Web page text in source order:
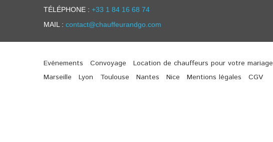
TÉLÉPHONE : +33 1 84 16 68 74
MAIL : contact@chauffeurandgo.com
Evénements Convoyage Location de chauffeurs pour votre mariage
Marseille
Lyon Toulouse Nantes Nice Mentions légales CGV